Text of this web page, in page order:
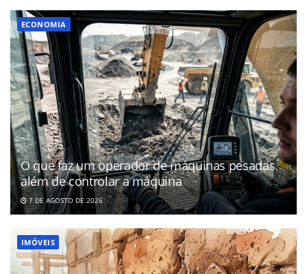
ECONOMIA
O que faz um operador de máquinas pesadas
além de controlar a máquina
7 DE AGOSTO DE 2026
IMÓVEIS